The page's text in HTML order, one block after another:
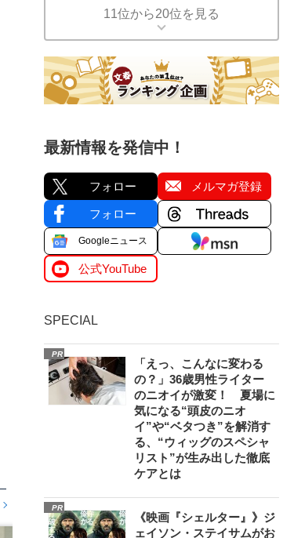
11位から20位を見る
最新情報を発信中！
フォロー メルマガ登録
フォロー
Googleニュース
公式YouTube
SPECIAL
PR
「えっ、こんなに変わる
の？」36歳男性ライター
のニオイが激変！ 夏場に
気になる“頭皮のニオ
イ”や“ベタつき”を解消す
る、“ウィッグのスペシャ
リスト”が生み出した徹底
ケアとは
PR
《映画『シェルター』》ジ
ェイソン・ステイサムがお